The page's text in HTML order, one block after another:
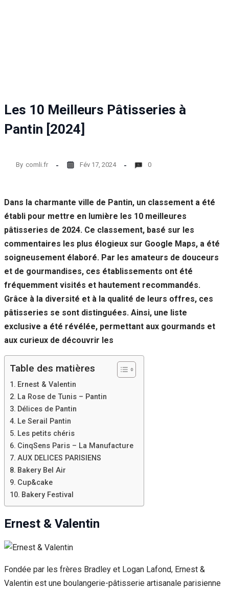
Les 10 Meilleurs Pâtisseries à
Pantin [2024]
By comli.fr Fév 17, 2024 0
Dans la charmante ville de Pantin, un classement a été
établi pour mettre en lumière les 10 meilleures
pâtisseries de 2024. Ce classement, basé sur les
commentaires les plus élogieux sur Google Maps, a été
soigneusement élaboré. Par les amateurs de douceurs
et de gourmandises, ces établissements ont été
fréquemment visités et hautement recommandés.
Grâce à la diversité et à la qualité de leurs offres, ces
pâtisseries se sont distinguées. Ainsi, une liste
exclusive a été révélée, permettant aux gourmands et
aux curieux de découvrir les
Table des matières
Ernest & Valentin
La Rose de Tunis – Pantin
Délices de Pantin
Le Serail Pantin
Les petits chéris
CinqSens Paris – La Manufacture
AUX DELICES PARISIENS
Bakery Bel Air
Cup&cake
Bakery Festival
Ernest & Valentin
Fondée par les frères Bradley et Logan Lafond, Ernest &
Valentin est une boulangerie-pâtisserie artisanale parisienne
de la façon
dont le site
Web est
utilisé.
Experience
aussi bien que
possible lors
de votre visite.
Si vous
refusez ces
cookies,
certaines
fonctionnalités
disparaîtront
du site Web.
Marketing
En partageant
votre
comportement
visitez notre
site, vous
augmentez les
voir du
contenu et des
offres
personnalisés.